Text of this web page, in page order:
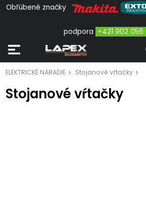
Obľúbené značky
podpora +421 902 056
ELEKTRICKÉ NÁRADIE Stojanové vŕtačky
Stojanové vŕtačky